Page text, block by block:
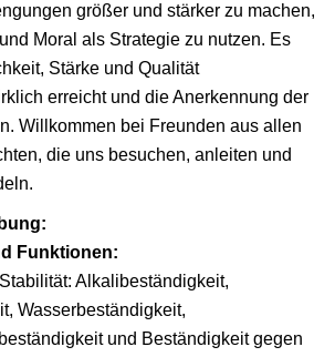
größer und stärker zu machen,
Moral als Strategie zu nutzen. Es
Stärke und Qualität
erreicht und die Anerkennung der
Willkommen bei Freunden aus allen
die uns besuchen, anleiten und
Funktionen:
Alkalibeständigkeit,
Wasserbeständigkeit,
und Beständigkeit gegen